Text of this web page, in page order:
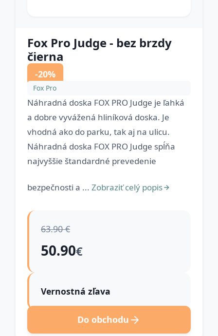
Fox Pro Judge - bez brzdy
čierna
-20%
Fox Pro
Náhradná doska FOX PRO Judge je ľahká
a dobre vyvážená hliníková doska. Je
vhodná ako do parku, tak aj na ulicu.
Náhradná doska FOX PRO Judge spĺňa
najvyššie štandardné prevedenie
bezpečnosti a ... Zobraziť celý popis
63.90 €
50.90€
Vernostná zľava
Do obchodu